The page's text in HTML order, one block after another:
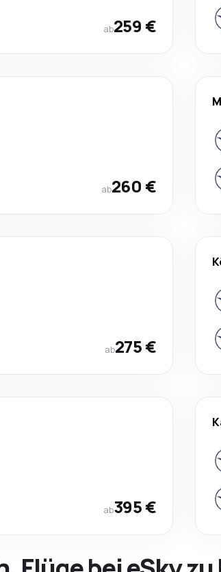
ab259 €
ab260 €
ab275 €
ab395 €